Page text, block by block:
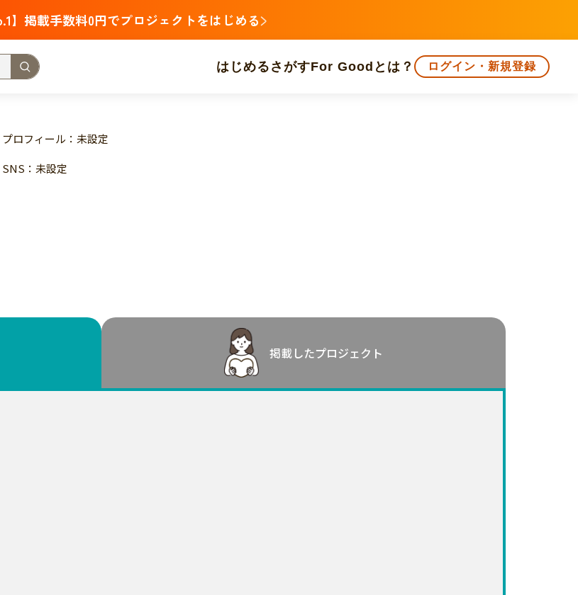
】掲載手数料0円でプロジェクトをはじめる
はじめる さがすFor Goodとは？ ログイン・新規登録
支援人数が多い
ども・教育
長崎 熊本 大分 宮崎 鹿児島 沖縄
プロフィール：未設定
SNS：未設定
掲載したプロジェクト